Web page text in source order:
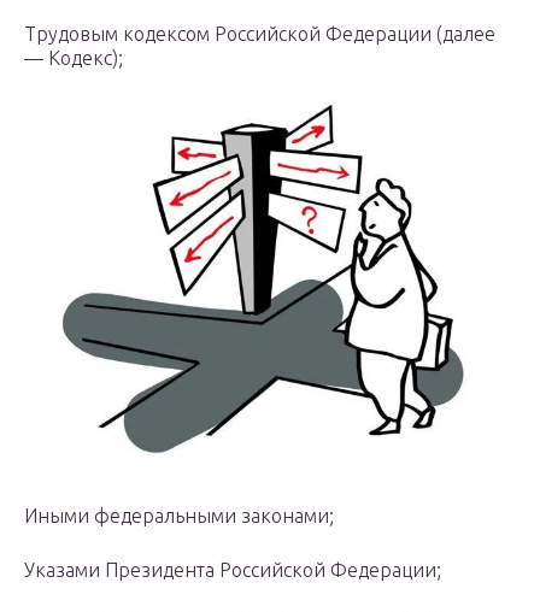
Трудовым кодексом Российской Федерации (далее
— Кодекс);
Иными федеральными законами;
Указами Президента Российской Федерации;